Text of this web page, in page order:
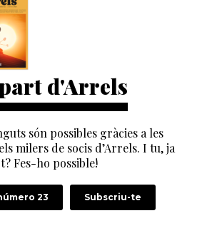
d'Arrels
són possibles gràcies a les
milers de socis d’Arrels. I tu, ja
Fes-ho possible!
23 Subscriu-te